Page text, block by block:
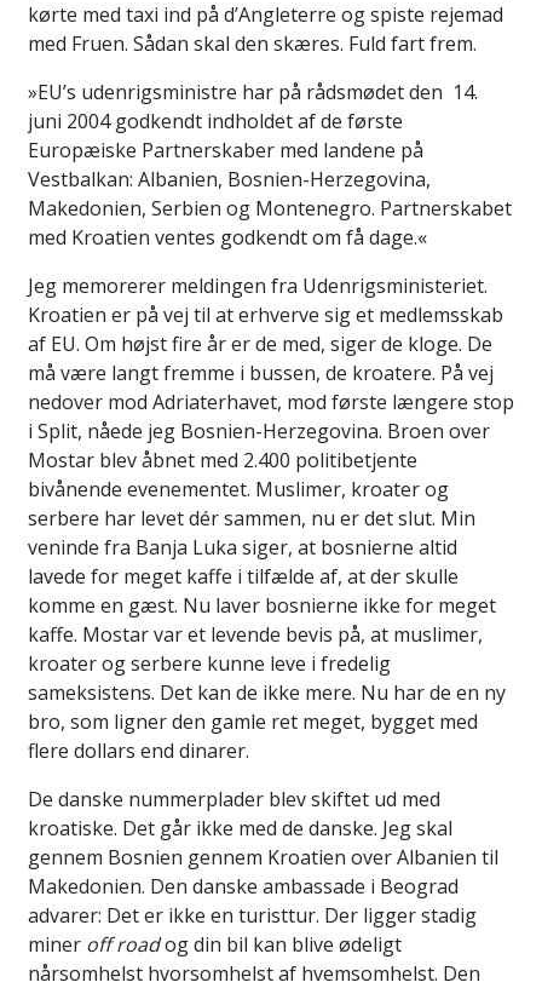
kørte med taxi ind på d’Angleterre og spiste rejemad
med Fruen. Sådan skal den skæres. Fuld fart frem.
»EU’s udenrigsministre har på rådsmødet den 14.
juni 2004 godkendt indholdet af de første
Europæiske Partnerskaber med landene på
Vestbalkan: Albanien, Bosnien-Herzegovina,
Makedonien, Serbien og Montenegro. Partnerskabet
med Kroatien ventes godkendt om få dage.«
Jeg memorerer meldingen fra Udenrigsministeriet.
Kroatien er på vej til at erhverve sig et medlemsskab
af EU. Om højst fire år er de med, siger de kloge. De
må være langt fremme i bussen, de kroatere. På vej
nedover mod Adriaterhavet, mod første længere stop
i Split, nåede jeg Bosnien-Herzegovina. Broen over
Mostar blev åbnet med 2.400 politibetjente
bivånende evenementet. Muslimer, kroater og
serbere har levet dér sammen, nu er det slut. Min
veninde fra Banja Luka siger, at bosnierne altid
lavede for meget kaffe i tilfælde af, at der skulle
komme en gæst. Nu laver bosnierne ikke for meget
kaffe. Mostar var et levende bevis på, at muslimer,
kroater og serbere kunne leve i fredelig
sameksistens. Det kan de ikke mere. Nu har de en ny
bro, som ligner den gamle ret meget, bygget med
flere dollars end dinarer.
De danske nummerplader blev skiftet ud med
kroatiske. Det går ikke med de danske. Jeg skal
gennem Bosnien gennem Kroatien over Albanien til
Makedonien. Den danske ambassade i Beograd
advarer: Det er ikke en turisttur. Der ligger stadig
miner off roadog din bil kan blive ødeligt
nårsomhelst hvorsomhelst af hvemsomhelst. Den